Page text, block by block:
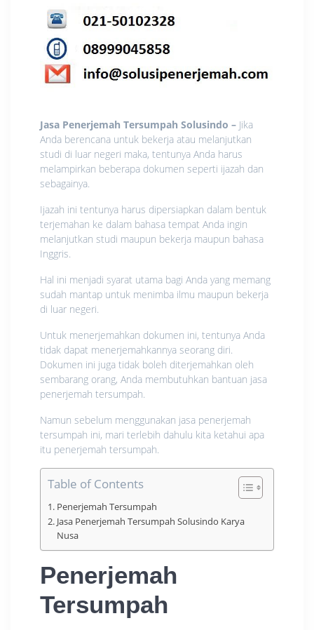
Jasa Penerjemah Tersumpah Solusindo – Jika
Anda berencana untuk bekerja atau melanjutkan
studi di luar negeri maka, tentunya Anda harus
melampirkan beberapa dokumen seperti ijazah dan
sebagainya.
Ijazah ini tentunya harus dipersiapkan dalam bentuk
terjemahan ke dalam bahasa tempat Anda ingin
melanjutkan studi maupun bekerja maupun bahasa
Inggris.
Hal ini menjadi syarat utama bagi Anda yang memang
sudah mantap untuk menimba ilmu maupun bekerja
di luar negeri.
Untuk menerjemahkan dokumen ini, tentunya Anda
tidak dapat menerjemahkannya seorang diri.
Dokumen ini juga tidak boleh diterjemahkan oleh
sembarang orang, Anda membutuhkan bantuan jasa
penerjemah tersumpah.
Namun sebelum menggunakan jasa penerjemah
tersumpah ini, mari terlebih dahulu kita ketahui apa
itu penerjemah tersumpah.
Table of Contents
Penerjemah Tersumpah
Jasa Penerjemah Tersumpah Solusindo Karya
Nusa
Penerjemah
Tersumpah